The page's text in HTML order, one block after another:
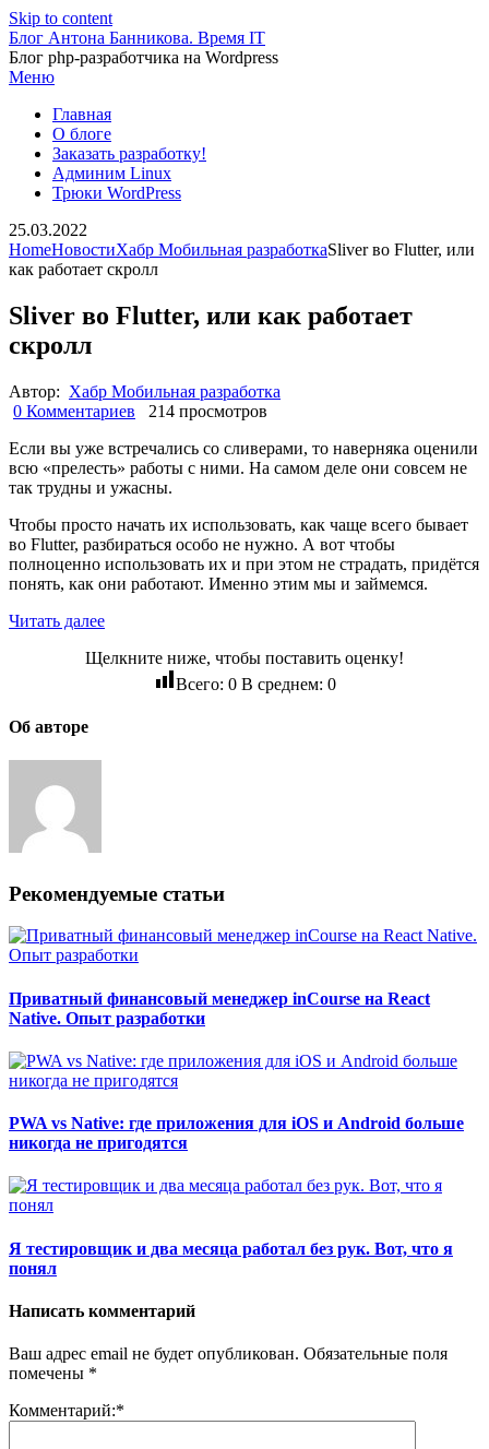
Skip to content
Блог Антона Банникова. Время IT
Блог php-разработчика на Wordpress
Меню
Главная
О блоге
Заказать разработку!
Админим Linux
Трюки WordPress
25.03.2022
HomeНовостиХабр Мобильная разработкаSliver во Flutter, или
как работает скролл
Sliver во Flutter, или как работает
скролл
Автор: Хабр Мобильная разработка
0 Комментариев
214 просмотров
Если вы уже встречались со сливерами, то наверняка оценили
всю «прелесть» работы с ними. На самом деле они совсем не
так трудны и ужасны.
Чтобы просто начать их использовать, как чаще всего бывает
во Flutter, разбираться особо не нужно. А вот чтобы
полноценно использовать их и при этом не страдать, придётся
понять, как они работают. Именно этим мы и займемся.
Читать далее
Щелкните ниже, чтобы поставить оценку!
Всего: 0В среднем: 0
Об авторе
Рекомендуемые статьи
Приватный финансовый менеджер inCourse на React
Native. Опыт разработки
PWA vs Native: где приложения для iOS и Android больше
никогда не пригодятся
Я тестировщик и два месяца работал без рук. Вот, что я
понял
Написать комментарий
Ваш адрес email не будет опубликован. Обязательные поля
помечены *
Комментарий:*